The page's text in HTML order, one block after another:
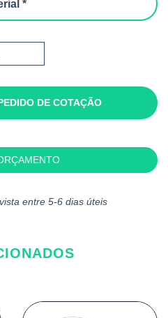
*
DE COTAÇÃO
entre 5-6 dias úteis